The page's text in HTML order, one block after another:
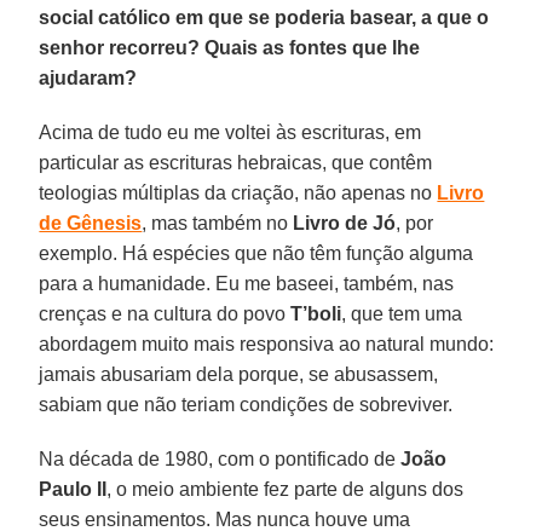
social católico em que se poderia basear, a que o
senhor recorreu? Quais as fontes que lhe
ajudaram?
Acima de tudo eu me voltei às escrituras, em
particular as escrituras hebraicas, que contêm
teologias múltiplas da criação, não apenas no Livro
de Gênesis, mas também no Livro de Jó, por
exemplo. Há espécies que não têm função alguma
para a humanidade. Eu me baseei, também, nas
crenças e na cultura do povoT’boli, que tem uma
abordagem muito mais responsiva ao natural mundo:
jamais abusariam dela porque, se abusassem,
sabiam que não teriam condições de sobreviver.
Na década de 1980, com o pontificado deJoão
Paulo II , o meio ambiente fez parte de alguns dos
seus ensinamentos. Mas nunca houve uma